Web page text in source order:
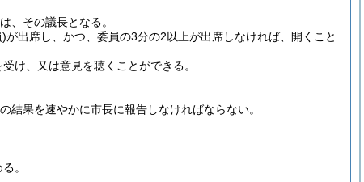
、その議長となる。
)が出席し、かつ、委員の3分の2以上が出席しなければ、開くこと
け、又は意見を聴くことができる。
結果を速やかに市長に報告しなければならない。
。